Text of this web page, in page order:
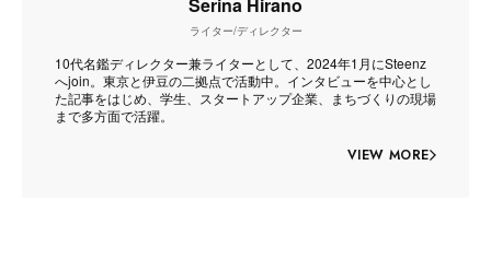
ライター/ディレクター
10代名鑑ディレクター兼ライターとして、2024年1月にSteenz
へjoin。東京と伊豆の二拠点で活動中。インタビューを中心とし
た記事をはじめ、学生、スタートアップ企業、まちづくりの現場
まで多方面で活躍。
VIEW MORE